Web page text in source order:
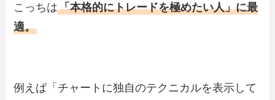
こっちは「本格的にトレードを極めたい人」に最
適。
例えば「チャートに独自のテクニカルを表示して